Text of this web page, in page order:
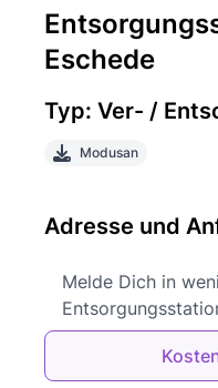
Eschede
Typ: Ver- /
Modusan
Adresse und
Melde Dich in